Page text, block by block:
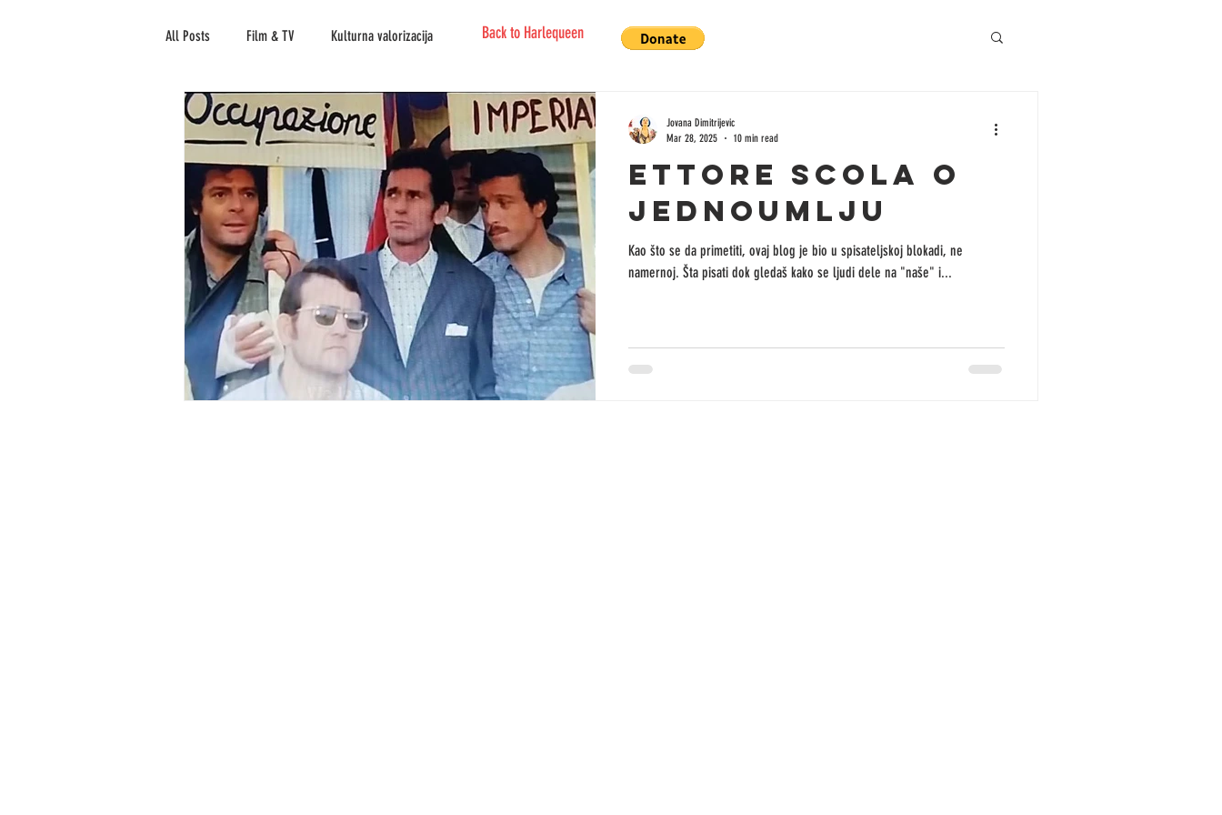
All Posts Film & TV Kulturna valorizacija
ETTORE SCOLA O
JEDNOUMLJU
Kao što se da primetiti, ovaj blog je bio u spisateljskoj blokadi, ne
namernoj. Šta pisati dok gledaš kako se ljudi dele na "naše" i...
Jovana Dimitrijevic
Mar 28, 2025
10 min read
Back to Harlequeen